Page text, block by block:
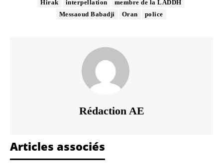
Hirak interpellation
membre de la LADDH
Messaoud Babadji
Oran police
Rédaction AE
Articles associés